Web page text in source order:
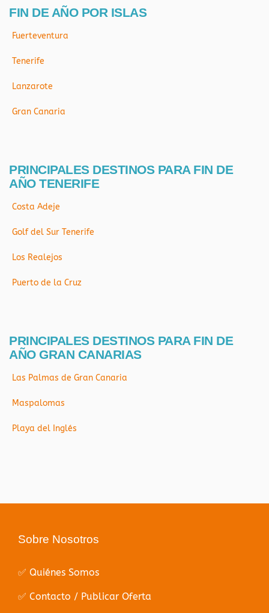
FIN DE AÑO POR ISLAS
Fuerteventura
Tenerife
Lanzarote
Gran Canaria
PRINCIPALES DESTINOS PARA FIN DE
AÑO TENERIFE
Costa Adeje
Golf del Sur Tenerife
Los Realejos
Puerto de la Cruz
PRINCIPALES DESTINOS PARA FIN DE
AÑO GRAN CANARIAS
Las Palmas de Gran Canaria
Maspalomas
Playa del Inglés
Sobre Nosotros
✅ Quiénes Somos
✅ Contacto / Publicar Oferta